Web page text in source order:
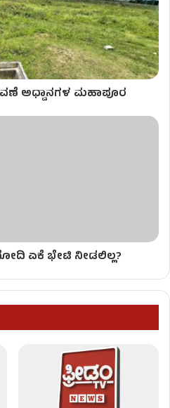
ಅಧ್ವಾನಗಳ ಮಹಾಪೂರ
ಏಕೆ ಭೇಟಿ ನೀಡಲಿಲ್ಲ?